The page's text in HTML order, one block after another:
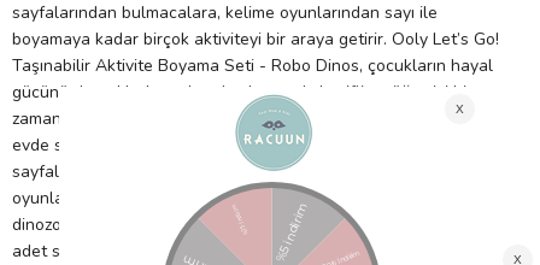
sayfalarından bulmacalara, kelime oyunlarından sayı ile
boyamaya kadar birçok aktiviteyi bir araya getirir. Ooly Let’s Go!
Taşınabilir Aktivite Boyama Seti - Robo Dinos, çocukların hayal
gücünü desteklerken ekranlardan uzak, keyifli ve öğretici bir
zaman geçirmelerini sağlar. Seyahatlerde, restoranlarda veya
evde sakin oyun saatleri için mükemmel bir tercihtir. Set 40
sayfalık aktivite ve boyama kitabı içerir.İçerisinde bulmacalar,
oyunlar, kelime aramaları ve boyama sayfaları bulunur.Robot
dinozor teması ile eğlenceli ve yaratıcı oyun deneyimi sunar.2
adet sticker sayfası ile kişiselleştirme imkanı sağlar.2 adet